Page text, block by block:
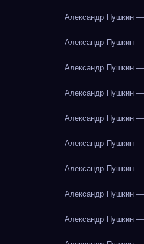
Александр Пушкин —
Александр Пушкин —
Александр Пушкин —
Александр Пушкин —
Александр Пушкин —
Александр Пушкин —
Александр Пушкин —
Александр Пушкин —
Александр Пушкин —